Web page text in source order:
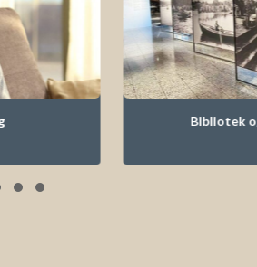
Bibliotek og museum